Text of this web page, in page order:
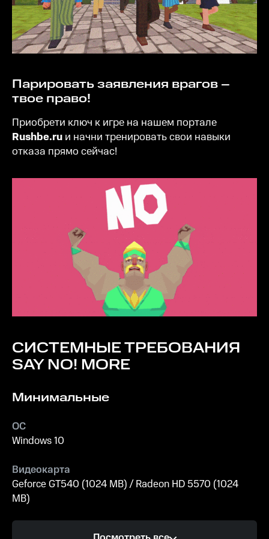
Парировать заявления врагов –
твое право!
Приобрети ключ к игре на нашем портале
Rushbe.ru и начни тренировать свои навыки
отказа прямо сейчас!
СИСТЕМНЫЕ ТРЕБОВАНИЯ
SAY NO! MORE
Минимальные
ОС
Windows 10
Видеокарта
Geforce GT540 (1024 MB) / Radeon HD 5570 (1024
MB)